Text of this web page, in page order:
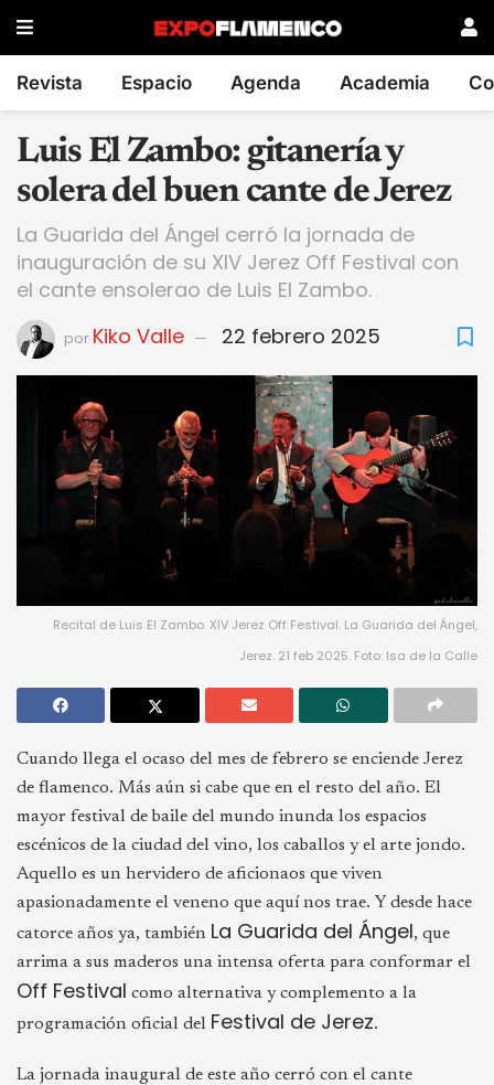
Revista Espacio Agenda Academia
Luis El Zambo: gitanería y
solera del buen cante de Jerez
La Guarida del Ángel cerró la jornada de
inauguración de su XIV Jerez Off Festival con
el cante ensolerao de Luis El Zambo.
por Kiko Valle 22 febrero 2025
Recital de Luis El Zambo. XIV Jerez Off Festival. La Guarida del Ángel,
Jerez. 21 feb 2025. Foto: Isa de la Calle
Cuando llega el ocaso del mes de febrero se enciende Jerez
de flamenco. Más aún si cabe que en el resto del año. El
mayor festival de baile del mundo inunda los espacios
escénicos de la ciudad del vino, los caballos y el arte jondo.
Aquello es un hervidero de aficionaos que viven
apasionadamente el veneno que aquí nos trae. Y desde hace
catorce años ya, también La Guarida del Ángel, que
arrima a sus maderos una intensa oferta para conformar el
Off Festival como alternativa y complemento a la
programación oficial del Festival de Jerez.
La jornada inaugural de este año cerró con el cante